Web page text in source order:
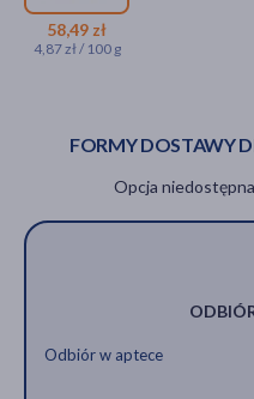
58,49 zł
4,87 zł / 100 g
FORMY DOSTAWY
Opcja
Odbiór w aptece